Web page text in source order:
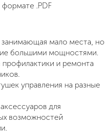
.PDF
занимающая мало места, но
большими мощностями.
и ремонта
управления на разные
для
возможностей